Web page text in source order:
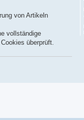
von Artikeln
vollständige
überprüft.